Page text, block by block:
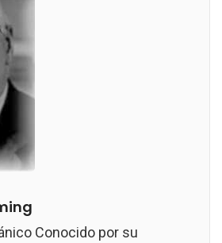
Conocido por su